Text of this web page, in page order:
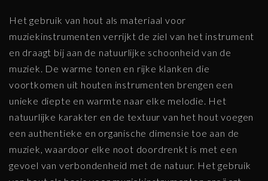
Het gebruik van hout als materiaal voor
muziekinstrumenten verrijkt de ziel van het instrument
en draagt bij aan de natuurlijke schoonheid van de
muziek. De warme tonen en rijke klanken die
voortkomen uit houten instrumenten brengen een
unieke diepte en warmte naar elke melodie. Het
natuurlijke karakter en de textuur van het hout voegen
een authentieke en organische dimensie toe aan de
muziek, waardoor elke noot doordrenkt is met een
gevoel van verbondenheid met de natuur. Het gebruik